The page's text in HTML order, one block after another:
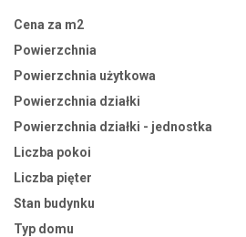
Cena za m2
Powierzchnia
Powierzchnia użytkowa
Powierzchnia działki
Powierzchnia działki - jednostka
Liczba pokoi
Liczba pięter
Stan budynku
Typ domu